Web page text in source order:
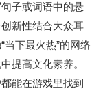
子或词语中的悬
新性结合大众耳
下最火热”的网络
提高文化素养。
能在游戏里找到